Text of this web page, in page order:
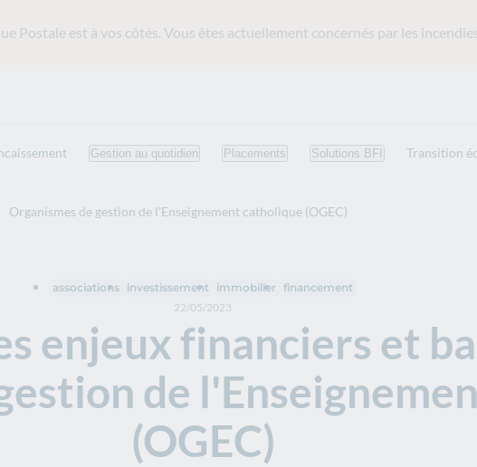
Postale est à vos côtés. Vous êtes actuellement concernés par les
Gestion au quotidien Placements Solutions BFI Transition
Organismes de gestion de l'Enseignement catholique (OGEC)
enjeux financiers et
de
(OGEC)
22/05/2023
associations investissement immobilier financement